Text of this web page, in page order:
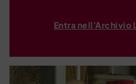
Entra nell'Archivio